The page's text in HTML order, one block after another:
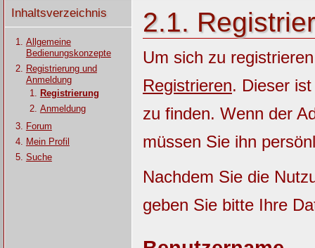
Inhaltsverzeichnis
Allgemeine
Bedienungskonzepte
Registrierung und
Anmeldung
Registrierung
Anmeldung
Forum
Mein Profil
Suche
2.1.
Um sich zu
Registrieren. Dieser
zu finden. Wenn der
müssen Sie ihn
Nachdem Sie die
geben Sie bitte Ihre